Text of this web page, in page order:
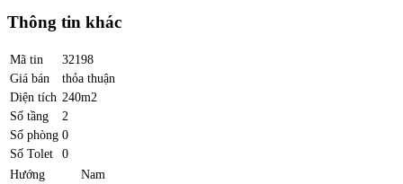
Thông tin khác
Mã tin
32198
Giá bán
thỏa thuận
Diện tích 240m2
Số tầng
2
Số phòng 0
Số Tolet
0
Hướng
Nam